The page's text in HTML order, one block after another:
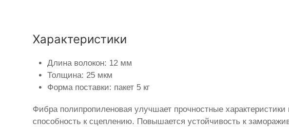
Характеристики
Длина волокон: 12 мм
Толщина: 25 мкм
Форма поставки: пакет 5 кг
Фибра полипропиленовая улучшает прочностные
способность к сцеплению. Повышается устойчивость к